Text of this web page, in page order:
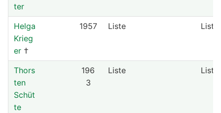
ter
Helga
Krieg
er †
1957 Liste Liste
Thors
ten
Schüt
te
196
3
Liste Liste